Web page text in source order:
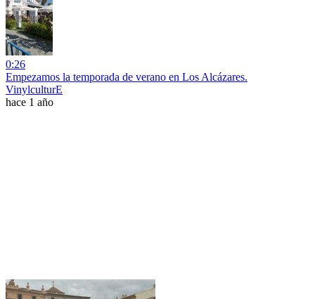
0:26
Empezamos la temporada de verano en Los Alcázares.
VinylculturE
hace 1 año